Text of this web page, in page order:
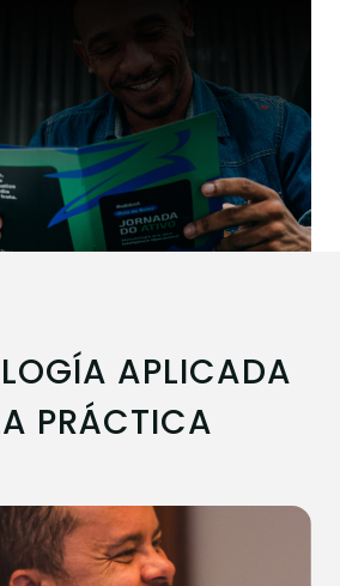
APLICADA
PRÁCTICA